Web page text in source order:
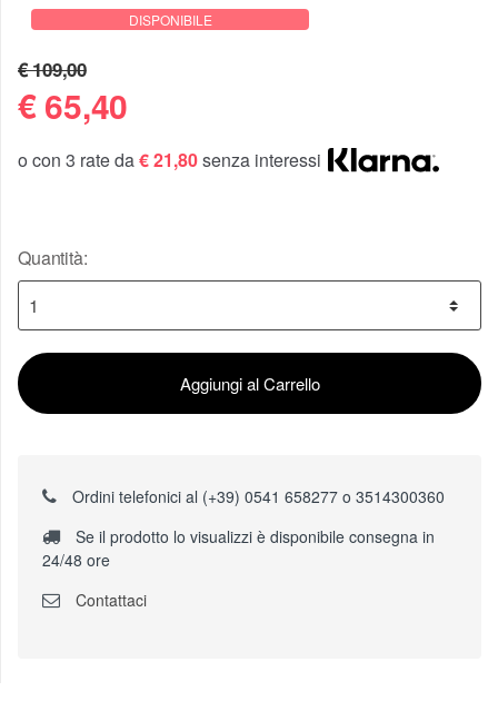
DISPONIBILE
€ 109,00
€65,40
o con 3 rate da€ 21,80senza interessi
Quantità:
Aggiungi al Carrello
Ordini telefonici al (+39) 0541 658277 o 3514300360
Se il prodotto lo visualizzi è disponibile consegna in
24/48 ore
Contattaci